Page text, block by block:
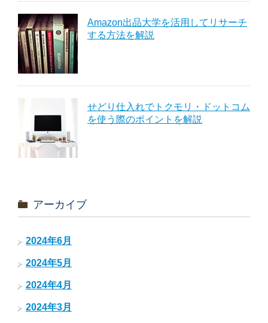
Amazon出品大学を活用してリサーチ
する方法を解説
せどり仕入れでトクモリ・ドットコム
を使う際のポイントを解説
アーカイブ
2024年6月
2024年5月
2024年4月
2024年3月